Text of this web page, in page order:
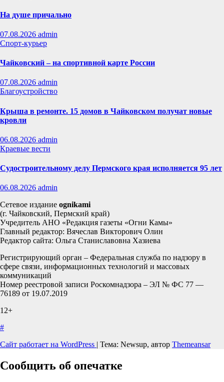
На душе причально
07.08.2026 admin
Спорт-курьер
Чайковский – на спортивной карте России
07.08.2026 admin
Благоустройство
Крыша в ремонте. 15 домов в Чайковском получат новые
кровли
06.08.2026 admin
Краевые вести
Судостроительному делу Пермского края исполняется 95 лет
06.08.2026 admin
Сетевое издание ognikami
(г. Чайковский, Пермский край)
Учредитель АНО «Редакция газеты «Огни Камы»
Главный редактор: Вячеслав Викторович Олин
Редактор сайта: Ольга Станиславовна Хазиева
Регистрирующий орган – Федеральная служба по надзору в
сфере связи, информационных технологий и массовых
коммуникаций
Номер реестровой записи Роскомнадзора – ЭЛ № ФС 77 —
76189 от 19.07.2019
12+
#
Сайт работает на WordPress | Тема: Newsup, автор Themeansar
Сообщить об опечатке